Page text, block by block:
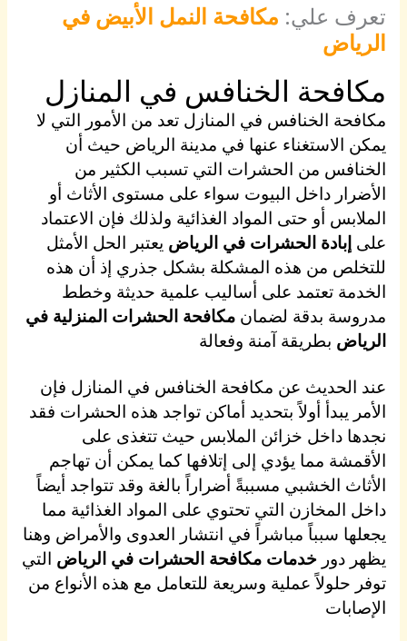
تعرف علي: مكافحة النمل الأبيض في
الرياض
مكافحة الخنافس في المنازل
مكافحة الخنافس في المنازل تعد من الأمور التي لا
يمكن الاستغناء عنها في مدينة الرياض حيث أن
الخنافس من الحشرات التي تسبب الكثير من
الأضرار داخل البيوت سواء على مستوى الأثاث أو
الملابس أو حتى المواد الغذائية ولذلك فإن الاعتماد
علىإبادة الحشرات في الرياض يعتبر الحل الأمثل
للتخلص من هذه المشكلة بشكل جذري إذ أن هذه
الخدمة تعتمد على أساليب علمية حديثة وخطط
مدروسة بدقة لضمانمكافحة الحشرات المنزلية في
الرياض بطريقة آمنة وفعالة
عند الحديث عن مكافحة الخنافس في المنازل فإن
الأمر يبدأ أولاً بتحديد أماكن تواجد هذه الحشرات فقد
نجدها داخل خزائن الملابس حيث تتغذى على
الأقمشة مما يؤدي إلى إتلافها كما يمكن أن تهاجم
الأثاث الخشبي مسببةً أضراراً بالغة وقد تتواجد أيضاً
داخل المخازن التي تحتوي على المواد الغذائية مما
يجعلها سبباً مباشراً في انتشار العدوى والأمراض وهنا
يظهر دورخدمات مكافحة الحشرات في الرياض التي
توفر حلولاً عملية وسريعة للتعامل مع هذه الأنواع من
الإصابات